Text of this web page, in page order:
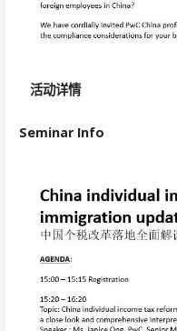
活动详情
Seminar Info